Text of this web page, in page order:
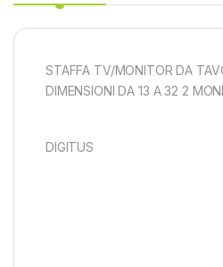
STAFFA TV/MONITOR DA
DIMENSIONI DA 13 A 32 2
DIGITUS